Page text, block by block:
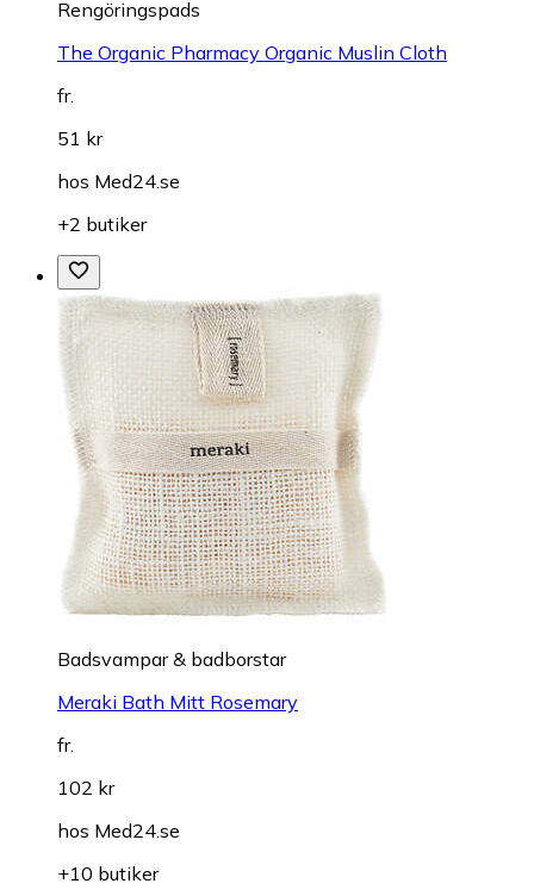
Rengöringspads
The Organic Pharmacy Organic Muslin Cloth
fr.
51 kr
hos Med24.se
+2 butiker
Badsvampar & badborstar
Meraki Bath Mitt Rosemary
fr.
102 kr
hos Med24.se
+10 butiker